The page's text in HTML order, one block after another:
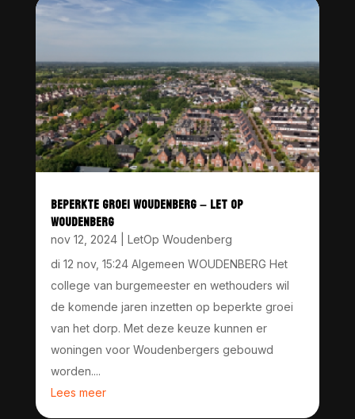
BEPERKTE GROEI WOUDENBERG – LET OP
WOUDENBERG
nov 12, 2024| LetOp Woudenberg
di 12 nov, 15:24 Algemeen WOUDENBERG Het
college van burgemeester en wethouders wil
de komende jaren inzetten op beperkte groei
van het dorp. Met deze keuze kunnen er
woningen voor Woudenbergers gebouwd
worden....
Lees meer